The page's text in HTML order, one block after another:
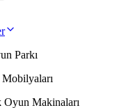
Parkı
Makinaları